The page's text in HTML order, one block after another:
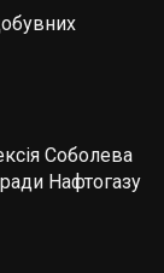
Соболева
Нафтогазу